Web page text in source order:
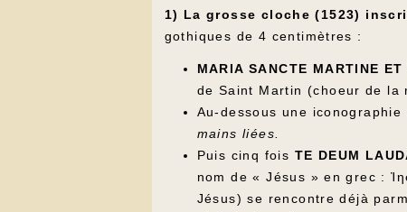
1) La grosse cloche (1523)
gothiques de 4 centimètres :
MARIA SANCTE MARTINE
de Saint Martin (choeur de
Au-dessous une iconographie
mains liées.
Puis cinq fois TE DEUM
nom de « Jésus » en grec :
Jésus) se rencontre déjà